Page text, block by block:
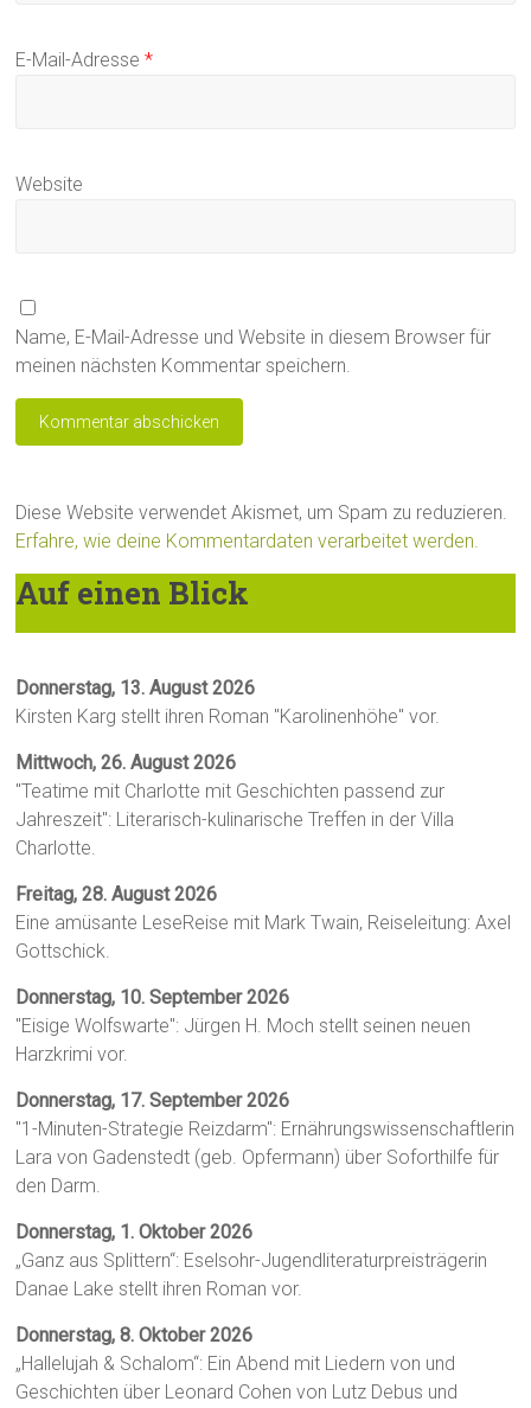
E-Mail-Adresse*
Website
Name, E-Mail-Adresse und Website in diesem Browser für
meinen nächsten Kommentar speichern.
Diese Website verwendet Akismet, um Spam zu reduzieren.
Erfahre, wie deine Kommentardaten verarbeitet werden.
Auf einen Blick
Donnerstag, 13. August 2026
Kirsten Karg stellt ihren Roman "Karolinenhöhe" vor.
Mittwoch, 26. August 2026
"Teatime mit Charlotte mit Geschichten passend zur
Jahreszeit": Literarisch-kulinarische Treffen in der Villa
Charlotte.
Freitag, 28. August 2026
Eine amüsante LeseReise mit Mark Twain, Reiseleitung: Axel
Gottschick.
Donnerstag, 10. September 2026
"Eisige Wolfswarte": Jürgen H. Moch stellt seinen neuen
Harzkrimi vor.
Donnerstag, 17. September 2026
"1-Minuten-Strategie Reizdarm": Ernährungswissenschaftlerin
Lara von Gadenstedt (geb. Opfermann) über Soforthilfe für
den Darm.
Donnerstag, 1. Oktober 2026
„Ganz aus Splittern“: Eselsohr-Jugendliteraturpreisträgerin
Danae Lake stellt ihren Roman vor.
Donnerstag, 8. Oktober 2026
„Hallelujah & Schalom“: Ein Abend mit Liedern von und
Geschichten über Leonard Cohen von Lutz Debus und